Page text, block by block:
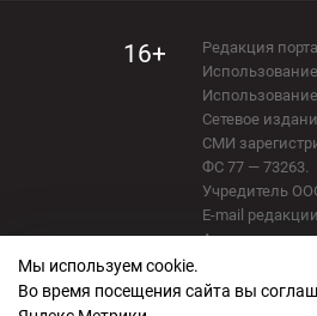
16+
Редакция
Сетевое
СМИ
ФС 77 — 73263.
Учредитель
E-mail
Адрес
Политика
Мы используем cookie.
Во время посещения сайта вы